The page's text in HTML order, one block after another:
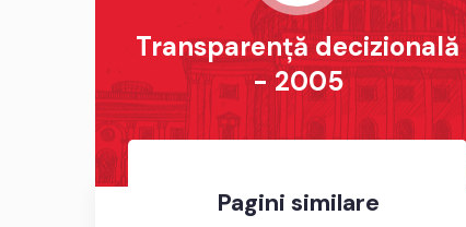
Transparență decizională
- 2005
Pagini similare